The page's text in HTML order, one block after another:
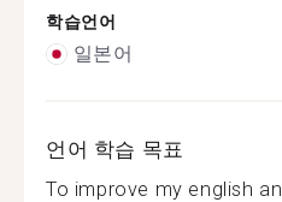
학습언어
일본어
언어 학습 목표
To improve my english